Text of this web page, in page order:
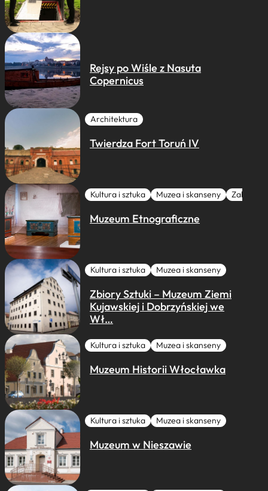
Rejsy po Wiśle z Nasuta
Copernicus
Architektura
Twierdza Fort Toruń IV
Kultura i sztuka Muzea i skanseny Zabytki I
Muzeum Etnograficzne
Kultura i sztuka Muzea i skanseny
Zbiory Sztuki – Muzeum Ziemi
Kujawskiej i Dobrzyńskiej we
Wł…
Kultura i sztuka Muzea i skanseny
Muzeum Historii Włocławka
Kultura i sztuka Muzea i skanseny
Muzeum w Nieszawie